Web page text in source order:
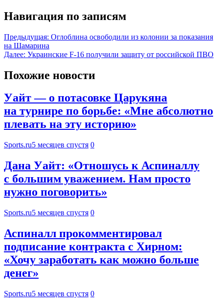
Навигация по записям
Предыдущая: Оглоблина освободили из колонии за показания
на Шамарина
Далее: Украинские F-16 получили защиту от российской ПВО
Похожие новости
Уайт — о потасовке Царукяна
на турнире по борьбе: «Мне абсолютно
плевать на эту историю»
Sports.ru5 месяцев спустя 0
Дана Уайт: «Отношусь к Аспиналлу
с большим уважением. Нам просто
нужно поговорить»
Sports.ru5 месяцев спустя 0
Аспиналл прокомментировал
подписание контракта с Хирном:
«Хочу заработать как можно больше
денег»
Sports.ru5 месяцев спустя 0